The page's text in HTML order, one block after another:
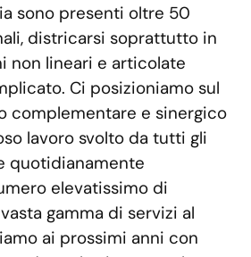
sono presenti oltre 50
districarsi soprattutto in
non lineari e articolate
Ci posizioniamo sul
complementare e sinergico
lavoro svolto da tutti gli
quotidianamente
elevatissimo di
gamma di servizi al
ai prossimi anni con